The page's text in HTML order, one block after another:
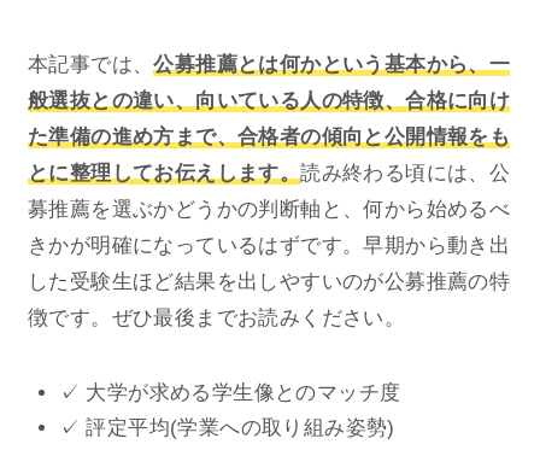
本記事では、公募推薦とは何かという基本から、一
般選抜との違い、向いている人の特徴、合格に向け
た準備の進め方まで、合格者の傾向と公開情報をも
とに整理してお伝えします。読み終わる頃には、公
募推薦を選ぶかどうかの判断軸と、何から始めるべ
きかが明確になっているはずです。早期から動き出
した受験生ほど結果を出しやすいのが公募推薦の特
徴です。ぜひ最後までお読みください。
✓ 大学が求める学生像とのマッチ度
✓ 評定平均(学業への取り組み姿勢)